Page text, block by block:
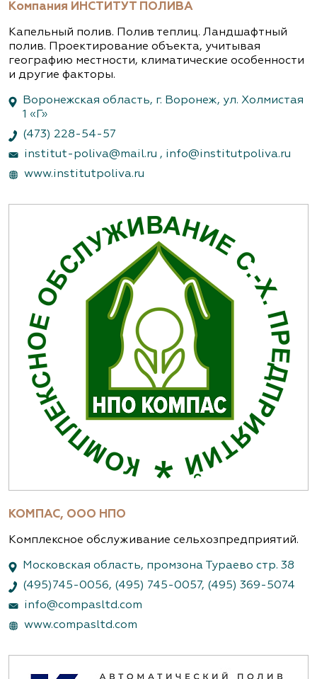
Компания ИНСТИТУТ ПОЛИВА
Капельный полив. Полив теплиц. Ландшафтный
полив. Проектирование объекта, учитывая
географию местности, климатические особенности
и другие факторы.
Воронежская область, г. Воронеж, ул. Холмистая
1 «Г»
(473) 228-54-57
institut-poliva@mail.ru , info@institutpoliva.ru
www.institutpoliva.ru
КОМПАС, ООО НПО
Комплексное обслуживание сельхозпредприятий.
Московская область, промзона Тураево стр. 38
(495)745-0056, (495) 745-0057, (495) 369-5074
info@compasltd.com
www.compasltd.com